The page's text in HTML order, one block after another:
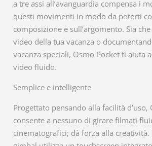
a tre assi all’avanguardia compensa i
questi movimenti in modo da poterti
composizione e sull’argomento. Sia
video della tua vacanza o
vacanza speciali, Osmo Pocket ti aiuta
video fluido.
Semplice e intelligente
Progettato pensando alla facilità d’uso,
consente a nessuno di girare filmati
cinematografici; dà forza alla creatività.